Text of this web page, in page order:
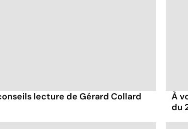
lecture de Gérard Collard
À
du